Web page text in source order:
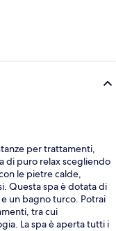
per trattamenti,
di puro relax scegliendo
le pietre calde,
Questa spa è dotata di
un bagno turco. Potrai
tra cui
La spa è aperta tutti i